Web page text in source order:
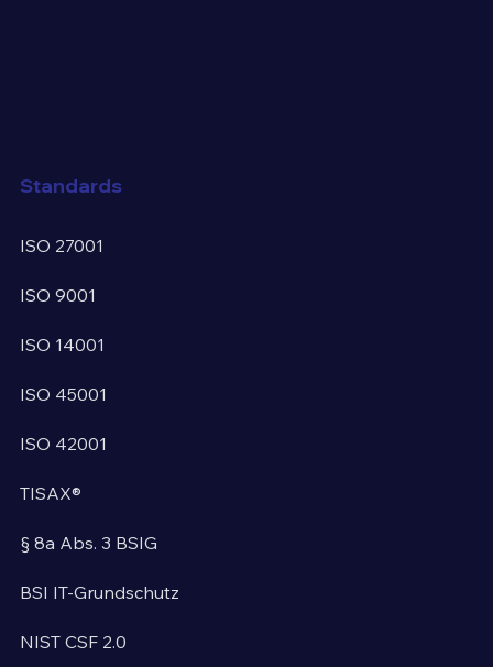
Standards
ISO 27001
ISO 9001
ISO 14001
ISO 45001
ISO 42001
TISAX®
§ 8a Abs. 3 BSIG
BSI IT-Grundschutz
NIST CSF 2.0